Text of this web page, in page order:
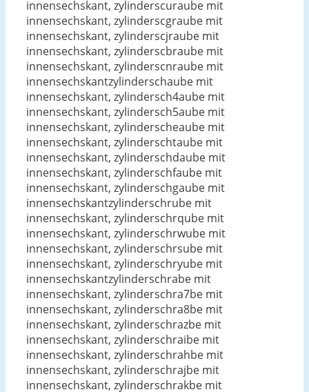
innensechskant, zylinderscuraube mit
innensechskant, zylinderscgraube mit
innensechskant, zylinderscjraube mit
innensechskant, zylinderscbraube mit
innensechskant, zylinderscnraube mit
innensechskantzylinderschaube mit
innensechskant, zylindersch4aube mit
innensechskant, zylindersch5aube mit
innensechskant, zylinderscheaube mit
innensechskant, zylinderschtaube mit
innensechskant, zylinderschdaube mit
innensechskant, zylinderschfaube mit
innensechskant, zylinderschgaube mit
innensechskantzylinderschrube mit
innensechskant, zylinderschrqube mit
innensechskant, zylinderschrwube mit
innensechskant, zylinderschrsube mit
innensechskant, zylinderschryube mit
innensechskantzylinderschrabe mit
innensechskant, zylinderschra7be mit
innensechskant, zylinderschra8be mit
innensechskant, zylinderschrazbe mit
innensechskant, zylinderschraibe mit
innensechskant, zylinderschrahbe mit
innensechskant, zylinderschrajbe mit
innensechskant, zylinderschrakbe mit